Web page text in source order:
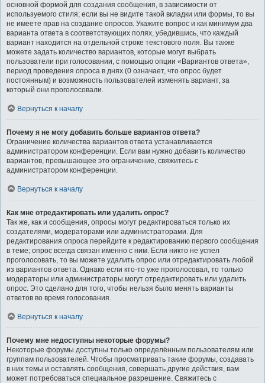
основной формой для создания сообщения, в зависимости от
используемого стиля; если вы не видите такой вкладки или формы, то вы
не имеете прав на создание опросов. Укажите вопрос и как минимум два
варианта ответа в соответствующих полях, убедившись, что каждый
вариант находится на отдельной строке текстового поля. Вы также
можете задать количество вариантов, которые могут выбрать
пользователи при голосовании, с помощью опции «Вариантов ответа»,
период проведения опроса в днях (0 означает, что опрос будет
постоянным) и возможность пользователей изменять вариант, за
который они проголосовали.
Вернуться к началу
Почему я не могу добавить больше вариантов ответа?
Ограничение количества вариантов ответа устанавливается
администратором конференции. Если вам нужно добавить количество
вариантов, превышающее это ограничение, свяжитесь с
администратором конференции.
Вернуться к началу
Как мне отредактировать или удалить опрос?
Так же, как и сообщения, опросы могут редактироваться только их
создателями, модераторами или администраторами. Для
редактирования опроса перейдите к редактированию первого сообщения
в теме; опрос всегда связан именно с ним. Если никто не успел
проголосовать, то вы можете удалить опрос или отредактировать любой
из вариантов ответа. Однако если кто-то уже проголосовал, то только
модераторы или администраторы могут отредактировать или удалить
опрос. Это сделано для того, чтобы нельзя было менять варианты
ответов во время голосования.
Вернуться к началу
Почему мне недоступны некоторые форумы?
Некоторые форумы доступны только определённым пользователям или
группам пользователей. Чтобы просматривать такие форумы, создавать
в них темы и оставлять сообщения, совершать другие действия, вам
может потребоваться специальное разрешение. Свяжитесь с